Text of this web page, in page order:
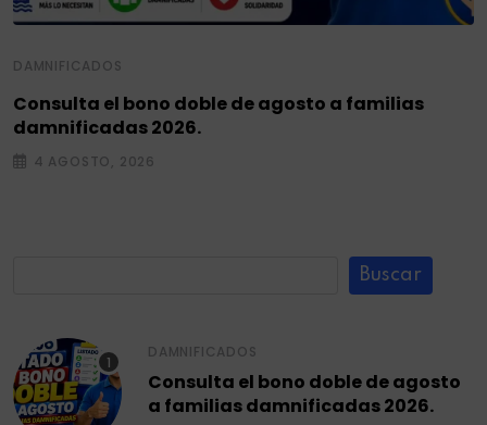
DAMNIFICADOS
Consulta el bono doble de agosto a familias
damnificadas 2026.
4 AGOSTO, 2026
Buscar
DAMNIFICADOS
Consulta el bono doble de agosto
a familias damnificadas 2026.